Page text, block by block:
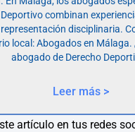
Deportivo combinan
disciplinaria.
local: Abogados en Málaga.
abogado de Derecho
Leer más >
artículo en tus redes